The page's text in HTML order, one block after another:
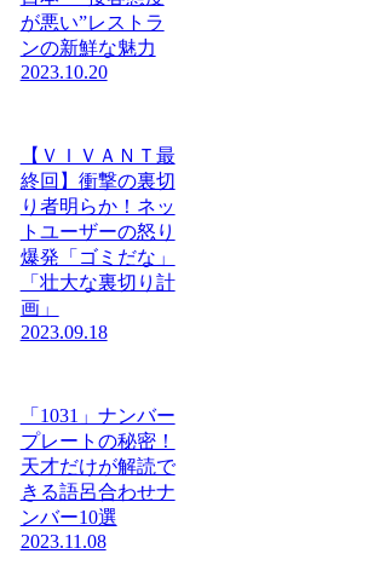
が悪い”レストラ
ンの新鮮な魅力
2023.10.20
【ＶＩＶＡＮＴ最
終回】衝撃の裏切
り者明らか！ネッ
トユーザーの怒り
爆発「ゴミだな」
「壮大な裏切り計
画」
2023.09.18
「1031」ナンバー
プレートの秘密！
天才だけが解読で
きる語呂合わせナ
ンバー10選
2023.11.08